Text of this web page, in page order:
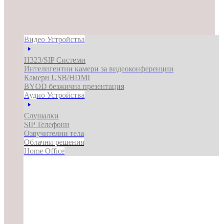
Видео Устройства
H323/SIP Системи
Интелигентни камери за видеоконференции
Камери USB/HDMI
BYOD безжична презентация
Аудио Устройства
Слушалки
SIP Телефони
Озвучителни тела
Облачни решения
Home Office